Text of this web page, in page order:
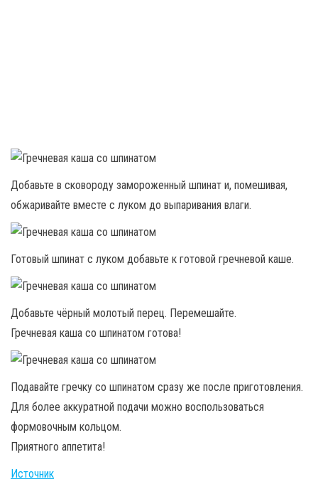
Добавьте в сковороду замороженный шпинат и, помешивая,
обжаривайте вместе с луком до выпаривания влаги.
Готовый шпинат с луком добавьте к готовой гречневой каше.
Добавьте чёрный молотый перец. Перемешайте.
Гречневая каша со шпинатом готова!
Подавайте гречку со шпинатом сразу же после приготовления.
Для более аккуратной подачи можно воспользоваться
формовочным кольцом.
Приятного аппетита!
Источник